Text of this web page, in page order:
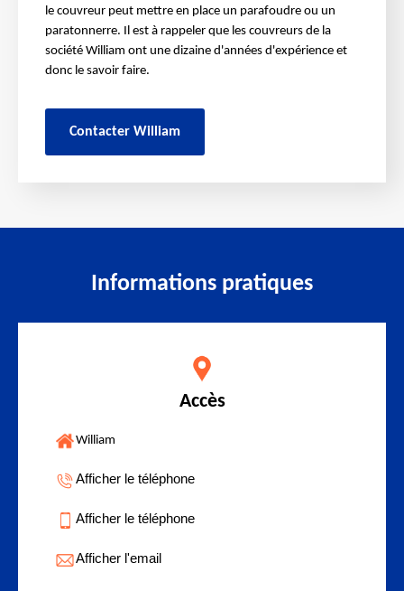
le couvreur peut mettre en place un parafoudre ou un
paratonnerre. Il est à rappeler que les couvreurs de la
société William ont une dizaine d'années d'expérience et
donc le savoir faire.
Contacter William
Informations pratiques
Accès
William
Afficher le téléphone
Afficher le téléphone
Afficher l'email